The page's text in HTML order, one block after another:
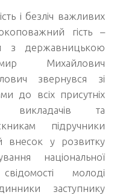
і безліч важливих
гість –
з державницькою
Михайлович
звернувся
зі
до всіх присутніх
викладачів та
підручники
внесок у розвитку
національної
молоді
заступнику